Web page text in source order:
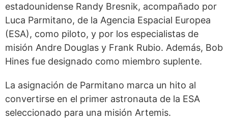
estadounidense Randy Bresnik, acompañado por
Luca Parmitano, de la Agencia Espacial Europea
(ESA), como piloto, y por los especialistas de
misión Andre Douglas y Frank Rubio. Además, Bob
Hines fue designado como miembro suplente.
La asignación de Parmitano marca un hito al
convertirse en el primer astronauta de la ESA
seleccionado para una misión Artemis.